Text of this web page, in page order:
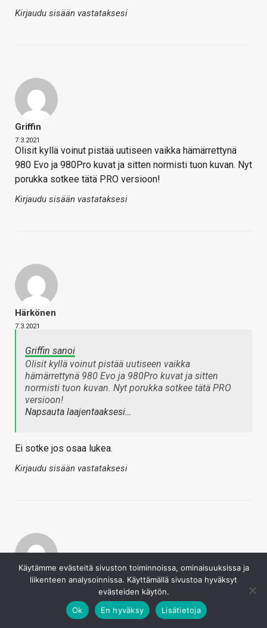
Kirjaudu sisään vastataksesi
Griffin
7.3.2021
Olisit kyllä voinut pistää uutiseen vaikka hämärrettynä
980 Evo ja 980Pro kuvat ja sitten normisti tuon kuvan. Nyt
porukka sotkee tätä PRO versioon!
Kirjaudu sisään vastataksesi
Härkönen
7.3.2021
Griffin sanoi
Olisit kyllä voinut pistää uutiseen vaikka
hämärrettynä 980 Evo ja 980Pro kuvat ja sitten
normisti tuon kuvan. Nyt porukka sotkee tätä PRO
versioon!
Napsauta laajentaaksesi…
Ei sotke jos osaa lukea.
Kirjaudu sisään vastataksesi
Kaotik
Griffin sanoi
Käytämme evästeitä sivuston toiminnoissa, ominaisuuksissa ja
liikenteen analysoinnissa. Käyttämällä sivustoa hyväksyt
evästeiden käytön.
Ok
En hyväksy Lisätietoja